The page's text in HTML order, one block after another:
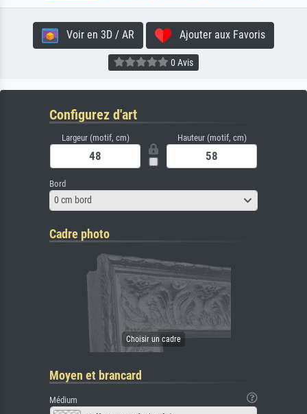
Voir en 3D / AR Ajouter aux Favoris
0 Avis
Configurez d'art
Largeur (motif, cm) Hauteur (motif, cm)
Bord
0 cm bord
Cadre photo
Moyen et brancard
Médium